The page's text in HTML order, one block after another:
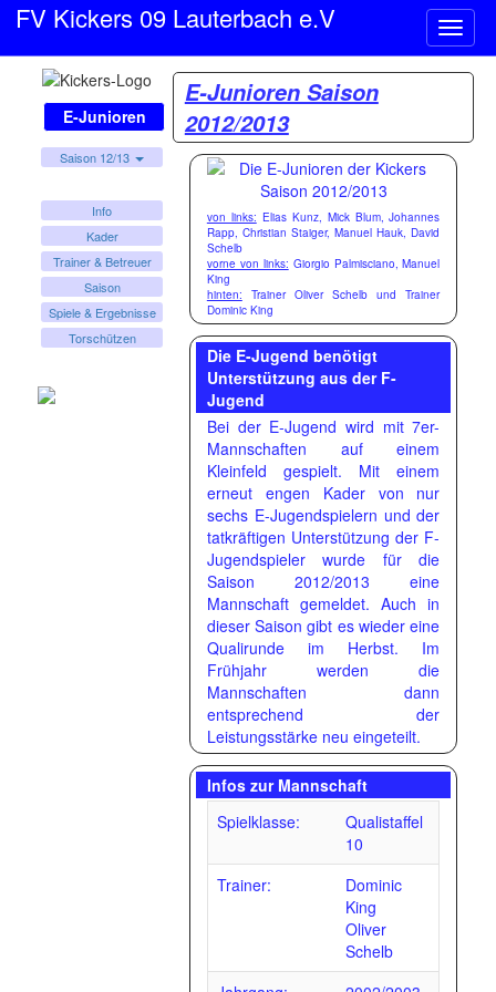
ein-/
FV Kickers 09 Lauterbach e.V
E-Junioren
Saison 12/13
Info
Kader
Trainer & Betreuer
Saison
Spiele & Ergebnisse
Torschützen
E-Junioren Saison
2012/2013
von links: Elias Kunz, Mick Blum, Johannes
Rapp, Christian Staiger, Manuel Hauk, David
Schelb
vorne von links: Giorgio Palmisciano, Manuel
King
hinten: Trainer Oliver Schelb und Trainer
Dominic King
Die E-Jugend benötigt
Unterstützung aus der F-
Jugend
Bei der E-Jugend wird mit 7er-
Mannschaften auf einem
Kleinfeld gespielt. Mit einem
erneut engen Kader von nur
sechs E-Jugendspielern und der
tatkräftigen Unterstützung der F-
Jugendspieler wurde für die
Saison 2012/2013 eine
Mannschaft gemeldet. Auch in
dieser Saison gibt es wieder eine
Qualirunde im Herbst. Im
Frühjahr werden die
Mannschaften dann
entsprechend der
Leistungsstärke neu eingeteilt.
Infos zur Mannschaft
Spielklasse:
Qualistaffel
10
Trainer:
Dominic
King
Oliver
Schelb